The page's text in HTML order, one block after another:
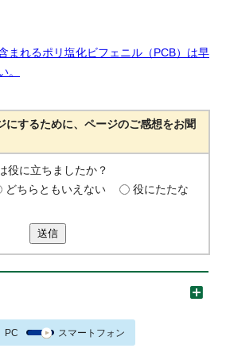
まれるポリ塩化ビフェニル（PCB）は早
。
にするために、ページのご感想をお聞
役に立ちましたか？
どちらともいえない
役にたたな
送信
PC スマートフォン